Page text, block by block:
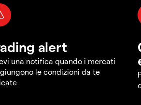
alert
una notifica quando i mercati
le condizioni da te